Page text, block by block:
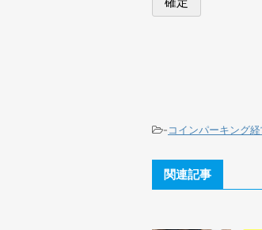
-コインパーキング
関連記事